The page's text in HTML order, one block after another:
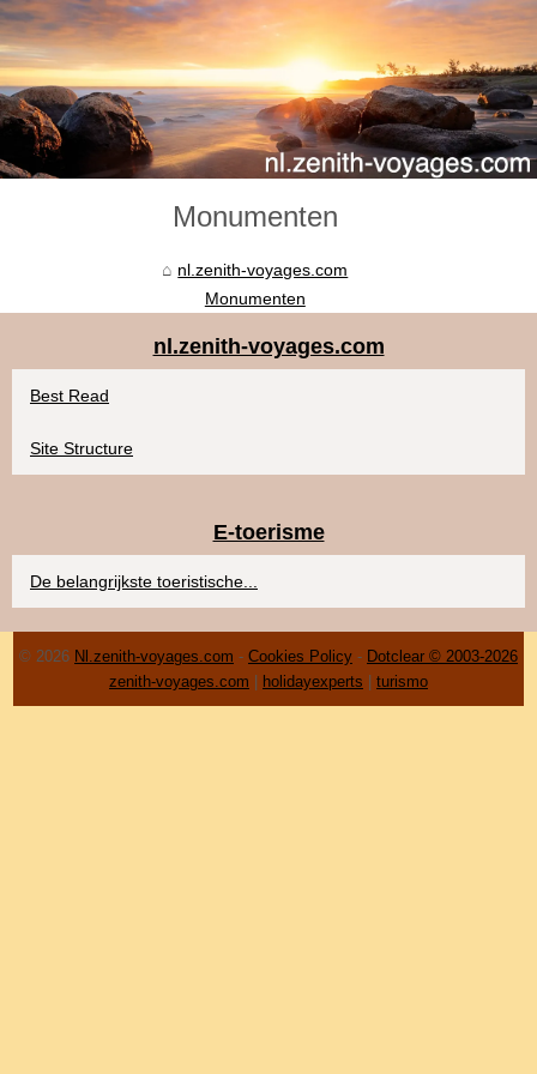
Monumenten
nl.zenith-voyages.com
Monumenten
nl.zenith-voyages.com
Best Read
Site Structure
E-toerisme
De belangrijkste toeristische...
© 2026 Nl.zenith-voyages.com - Cookies Policy - Dotclear © 2003-2026
zenith-voyages.com
holidayexperts turismo